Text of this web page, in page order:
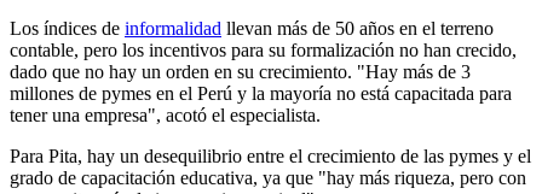
Los índices de informalidad llevan más de 50 años en el terreno
contable, pero los incentivos para su formalización no han crecido,
dado que no hay un orden en su crecimiento. "Hay más de 3
millones de pymes en el Perú y la mayoría no está capacitada para
tener una empresa", acotó el especialista.
Para Pita, hay un desequilibrio entre el crecimiento de las pymes y el
grado de capacitación educativa, ya que "hay más riqueza, pero con